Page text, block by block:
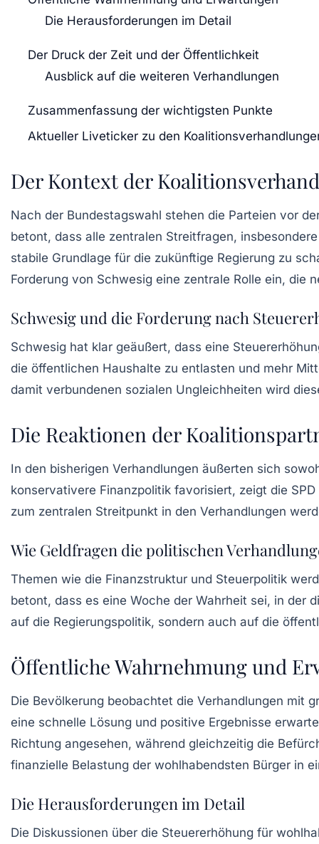
Die Herausforderungen im Detail
Der Druck der Zeit und der Öffentlichkeit
Ausblick auf die weiteren Verhandlungen
Zusammenfassung der wichtigsten Punkte
Aktueller Liveticker zu den
Der Kontext der
Nach der Bundestagswahl stehen die Parteien vor
betont, dass alle zentralen Streitfragen,
stabile Grundlage für die zukünftige Regierung zu
Forderung von Schwesig eine zentrale Rolle ein, die
Schwesig und die Forderung nach
Schwesig hat klar geäußert, dass eine
die öffentlichen Haushalte zu entlasten und mehr
damit verbundenen sozialen Ungleichheiten wird
Die Reaktionen der
In den bisherigen Verhandlungen äußerten sich
konservativere Finanzpolitik favorisiert, zeigt die
zum zentralen Streitpunkt in den Verhandlungen
Wie Geldfragen die politischen
Themen wie die Finanzstruktur und Steuerpolitik
betont, dass es eine Woche der Wahrheit sei, in der
auf die Regierungspolitik, sondern auch auf die
Öffentliche Wahrnehmung und
Die Bevölkerung beobachtet die Verhandlungen mit
eine schnelle Lösung und positive Ergebnisse
Richtung angesehen, während gleichzeitig die
finanzielle Belastung der wohlhabendsten Bürger in
Die Herausforderungen im Detail
Die Diskussionen über die Steuererhöhung für